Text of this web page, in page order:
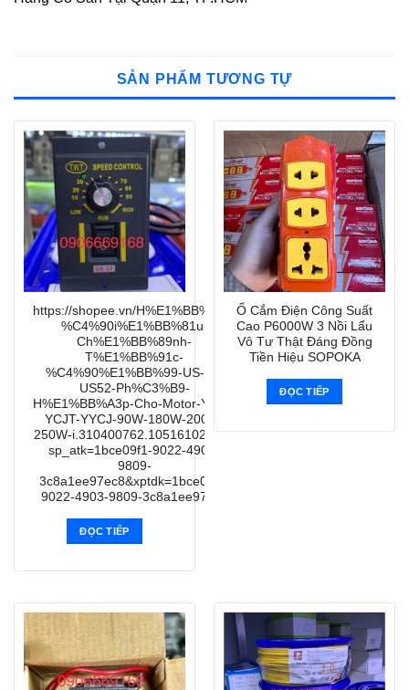
SẢN PHẨM TƯƠNG TỰ
https://shopee.vn/H%E1%BB%99p-
%C4%90i%E1%BB%81u-
Ch%E1%BB%89nh-
T%E1%BB%91c-
%C4%90%E1%BB%99-US-52-
US52-Ph%C3%B9-
H%E1%BB%A3p-Cho-Motor-YYPJ-
YCJT-YYCJ-90W-180W-200W-
250W-i.310400762.10516102853?
sp_atk=1bce09f1-9022-4903-
9809-
3c8a1ee97ec8&xptdk=1bce09f1-
9022-4903-9809-3c8a1ee97ec8
ĐỌC TIẾP
Ổ Cắm Điện Công Suất
Cao P6000W 3 Nồi Lẩu
Vô Tư Thật Đáng Đồng
Tiền Hiệu SOPOKA
ĐỌC TIẾP